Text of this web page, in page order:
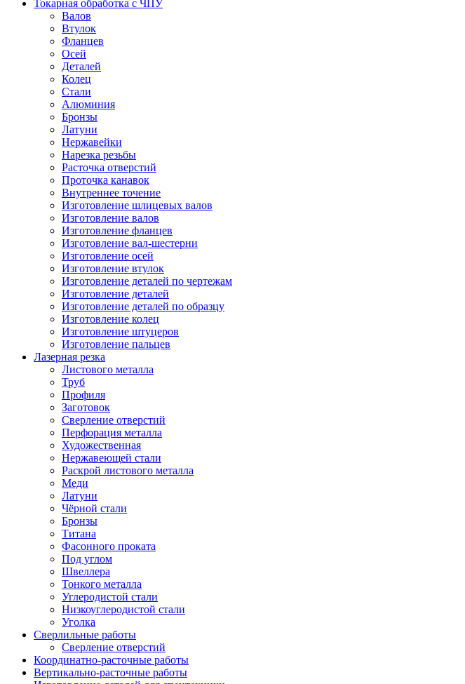
Токарная обработка с ЧПУ
Валов
Втулок
Фланцев
Осей
Деталей
Колец
Стали
Алюминия
Бронзы
Латуни
Нержавейки
Нарезка резьбы
Расточка отверстий
Проточка канавок
Внутреннее точение
Изготовление шлицевых валов
Изготовление валов
Изготовление фланцев
Изготовление вал-шестерни
Изготовление осей
Изготовление втулок
Изготовление деталей по чертежам
Изготовление деталей
Изготовление деталей по образцу
Изготовление колец
Изготовление штуцеров
Изготовление пальцев
Лазерная резка
Листового металла
Труб
Профиля
Заготовок
Сверление отверстий
Перфорация металла
Художественная
Нержавеющей стали
Раскрой листового металла
Меди
Латуни
Чёрной стали
Бронзы
Титана
Фасонного проката
Под углом
Швеллера
Тонкого металла
Углеродистой стали
Низкоуглеродистой стали
Уголка
Сверлильные работы
Сверление отверстий
Координатно-расточные работы
Вертикально-расточные работы